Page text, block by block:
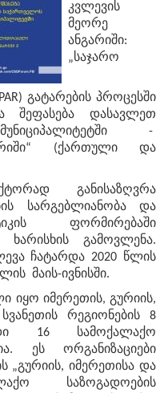
კვლევის
მეორე
ანგარიში:
„საჯარო
გატარების პროცესში
შეფასება დასავლეთ
-
(ქართული და
განისაზღვრა
სარგებლიანობა და
ფორმირებაში
გამოვლენა.
ჩატარდა 2020 წლის
მაის-ივნისში.
იყო იმერეთის, გურიის,
რეგიონების 8
16 სამოქალაქო
ეს ორგანიზაციები
„გურიის, იმერეთისა და
საზოგადოების